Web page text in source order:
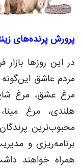
پرورش پرنده‌های
در این روزها
مردم عاشق این‌گونه
مرغ عشق، مرغ
هلندی، مرغ
محبوب‌ترین
برنامه‌ریزی و
همراه خواهند